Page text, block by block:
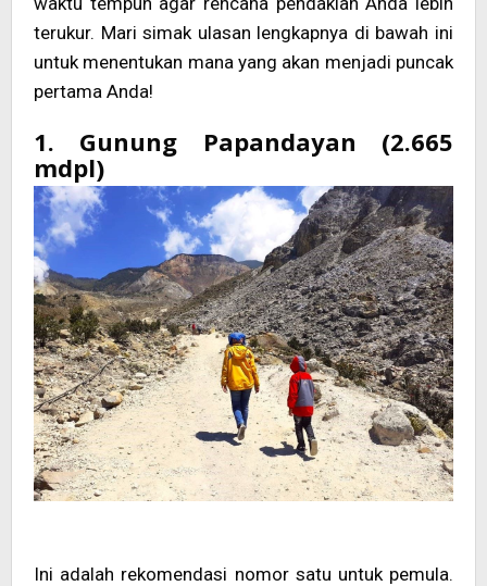
terukur. Mari simak ulasan lengkapnya di bawah ini
untuk menentukan mana yang akan menjadi puncak
pertama Anda!
1. Gunung Papandayan (2.665
mdpl)
Ini adalah rekomendasi nomor satu untuk pemula.